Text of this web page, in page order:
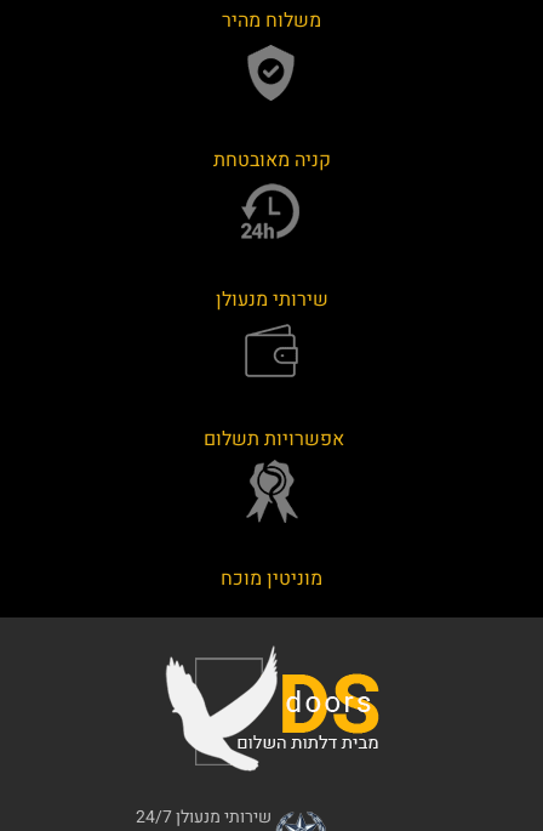
משלוח מהיר
קניה מאובטחת
שירותי מנעולן
אפשרויות תשלום
מוניטין מוכח
שירותי מנעולן 24/7